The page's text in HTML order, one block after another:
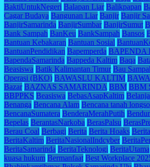
BaktiUntukNegeri Balapan Liar Balikpapan
Cagar Budaya Bangunan Liar Banjir Banjir
BanjirSamarinda BanjirSumbar BanjirSumut
Bank Sampah BanKeu BankSampah Bansos
Bantuan Kebakaran Bantuan Sosial
BantuanPendidikan Bapemperda BAPENDA
BapendaSamarinda Bappeda Kaltim Baqa
Beasiswa Batik Kalimantan Timur Bau
Operasi (BKO) BAWASLU KALTIM
Bazar BAZNAS SAMARINDA BBM BBM
BBPPKS Beasiswa BebasAsapKaltim
Benanga Bencana Alam Bencana tanah
BencanaSumatera BenderaMerahPutih
Bepelas BerantasNarkoba BerasPalsu
Berau Coal Berbagi Berita Berita Hoaks
BeritaKaltim BeritaNasionalIndcyber
BeritaSamarinda BeritaTeknologi BeritaUtama
kuasa hukum Bermanfaat Best Workplace